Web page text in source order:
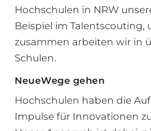
Hochschulen in NRW
Beispiel im Talentscouting,
zusammen arbeiten wir in
Schulen.
NeueWege gehen
Hochschulen haben die
Impulse für Innovationen